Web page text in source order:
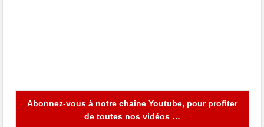
Abonnez-vous à notre chaine Youtube, pour profiter
de toutes nos vidéos …